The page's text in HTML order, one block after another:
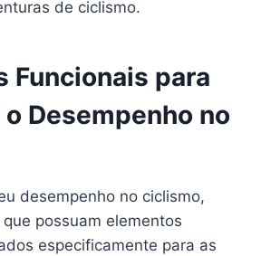
de ciclismo.
Funcionais para
Desempenho no
desempenho no ciclismo,
possuam elementos
especificamente para as